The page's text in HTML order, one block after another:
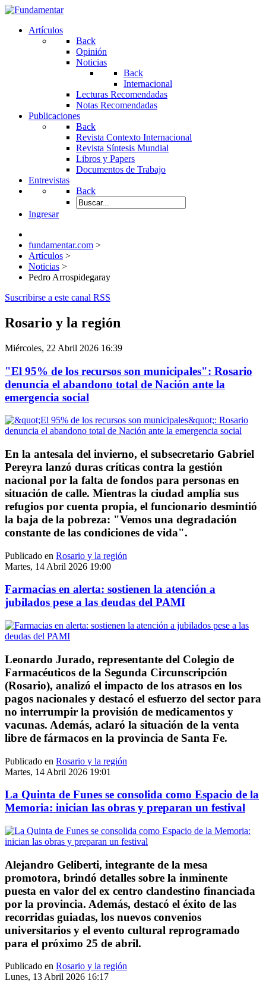
Artículos
Back
Opinión
Noticias
Back
Internacional
Lecturas Recomendadas
Notas Recomendadas
Publicaciones
Back
Revista Contexto Internacional
Revista Síntesis Mundial
Libros y Papers
Documentos de Trabajo
Entrevistas
Back
Ingresar
fundamentar.com >
Artículos >
Noticias >
Pedro Arrospidegaray
Suscribirse a este canal RSS
Rosario y la región
Miércoles, 22 Abril 2026 16:39
"El 95% de los recursos son municipales": Rosario
denuncia el abandono total de Nación ante la
emergencia social
En la antesala del invierno, el subsecretario Gabriel
Pereyra lanzó duras críticas contra la gestión
nacional por la falta de fondos para personas en
situación de calle. Mientras la ciudad amplía sus
refugios por cuenta propia, el funcionario desmintió
la baja de la pobreza: "Vemos una degradación
constante de las condiciones de vida".
Publicado en Rosario y la región
Martes, 14 Abril 2026 19:00
Farmacias en alerta: sostienen la atención a
jubilados pese a las deudas del PAMI
Leonardo Jurado, representante del Colegio de
Farmacéuticos de la Segunda Circunscripción
(Rosario), analizó el impacto de los atrasos en los
pagos nacionales y destacó el esfuerzo del sector para
no interrumpir la provisión de medicamentos y
vacunas. Además, aclaró la situación de la venta
libre de fármacos en la provincia de Santa Fe.
Publicado en Rosario y la región
Martes, 14 Abril 2026 19:01
La Quinta de Funes se consolida como Espacio de la
Memoria: inician las obras y preparan un festival
Alejandro Geliberti, integrante de la mesa
promotora, brindó detalles sobre la inminente
puesta en valor del ex centro clandestino financiada
por la provincia. Además, destacó el éxito de las
recorridas guiadas, los nuevos convenios
universitarios y el evento cultural reprogramado
para el próximo 25 de abril.
Publicado en Rosario y la región
Lunes, 13 Abril 2026 16:17